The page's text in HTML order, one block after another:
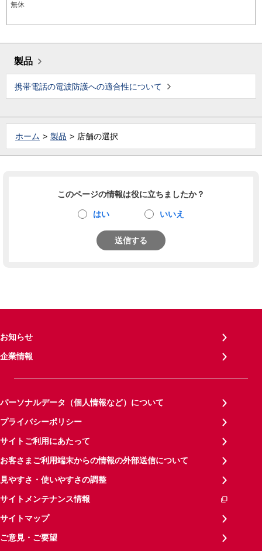
無休
製品
携帯電話の電波防護への適合性について
ホーム 製品 店舗の選択
このページの情報は役に立ちましたか？
はい いいえ
送信する
お知らせ
企業情報
パーソナルデータ（個人情報など）について
プライバシーポリシー
サイトご利用にあたって
お客さまご利用端末からの情報の外部送信について
見やすさ・使いやすさの調整
サイトメンテナンス情報
サイトマップ
ご意見・ご要望